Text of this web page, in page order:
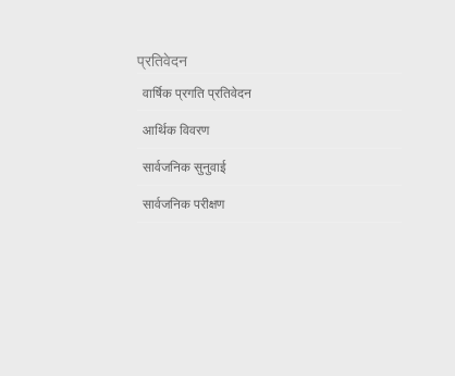
प्रतिवेदन
वार्षिक प्रगति प्रतिवेदन
आर्थिक विवरण
सार्वजनिक सुनुवाई
सार्वजनिक परीक्षण